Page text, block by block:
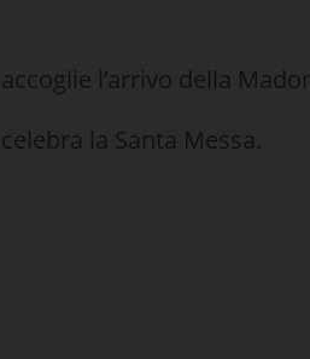
l’arrivo della
la Santa Messa.